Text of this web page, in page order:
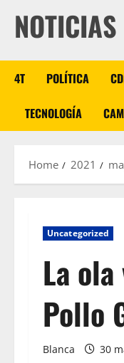
4T POLÍTICA
TECNOLOGÍA
Home 2021
Uncategorized
La
Pollo
Blanca 30